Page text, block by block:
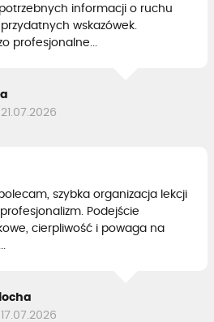
informacji o ruchu
wskazówek.
profesjonalne...
szybka organizacja lekcji
Podejście
cierpliwość i powaga na